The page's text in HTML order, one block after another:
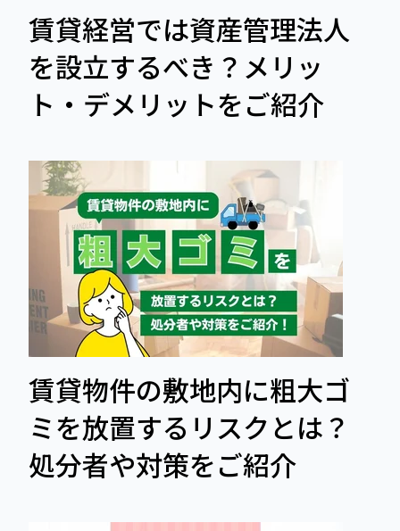
賃貸経営では資産管理法人
を設立するべき？メリッ
ト・デメリットをご紹介
賃貸物件の敷地内に粗大ゴ
ミを放置するリスクとは？
処分者や対策をご紹介